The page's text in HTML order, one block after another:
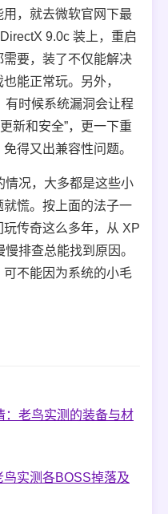
，就去微软官网下最
9.0c 装上，重启
要，装了不仅能解决
能正常玩。另外，
时候系统漏洞会让程
新和安全”，更一下重
得又出兼容性问题。
情况，大多都是这些小
慌。按上面的法子一
传奇这么多年，从 XP
排查总能找到原因。
不能因为系统的小毛
：老鸟实测的装备与材
实测各BOSS掉落及